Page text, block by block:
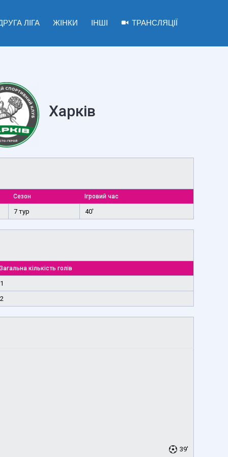
ЛІГА ЖІНКИ ІНШІ ТРАНСЛЯЦІЇ
Харків
Сезон Ігровий час
7 тур 40'
Загальна кількість голів
1
2
39'